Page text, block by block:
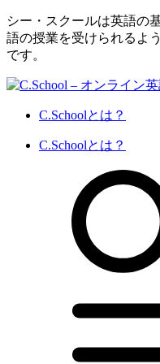
シー・スクールは英語の
語の授業を受けられるよ
です。
C.Schoolとは？
C.Schoolとは？